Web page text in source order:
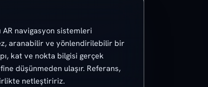
navigasyon sistemleri
aranabilir ve yönlendirilebilir bir
kat ve nokta bilgisi gerçek
düşünmeden ulaşır. Referans,
netleştiririz.